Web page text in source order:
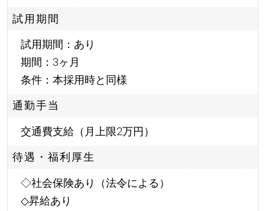
試用期間
試用期間：あり
期間：3ヶ月
条件：本採用時と同様
通勤手当
交通費支給（月上限2万円）
待遇・福利厚生
◇社会保険あり（法令による）
◇昇給あり